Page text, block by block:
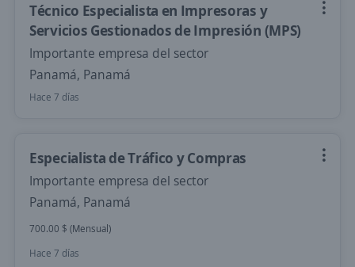
Técnico Especialista en Impresoras y
Servicios Gestionados de Impresión (MPS)
Importante empresa del sector
Panamá, Panamá
Hace 7 días
Especialista de Tráfico y Compras
Importante empresa del sector
Panamá, Panamá
700.00 $ (Mensual)
Hace 7 días